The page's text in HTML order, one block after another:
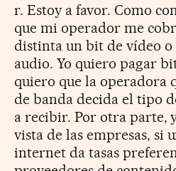
r. Estoy a favor. Como
que mi operador me
distinta un bit de vídeo o
audio. Yo quiero pagar
quiero que la operadora
de banda decida el tipo
a recibir. Por otra parte,
vista de las empresas, si
internet da tasas